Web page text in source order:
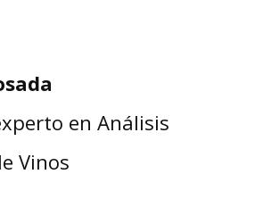
en Análisis
Vinos